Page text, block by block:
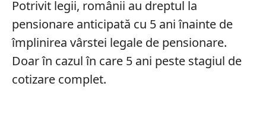
Potrivit legii, românii au dreptul la
pensionare anticipată cu 5 ani înainte de
împlinirea vârstei legale de pensionare.
Doar în cazul în care 5 ani peste stagiul de
cotizare complet.